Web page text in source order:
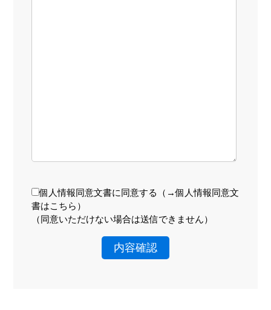
個人情報同意文書に同意する（ →個人情報同意文
書はこちら ）
（同意いただけない場合は送信できません）
内容確認